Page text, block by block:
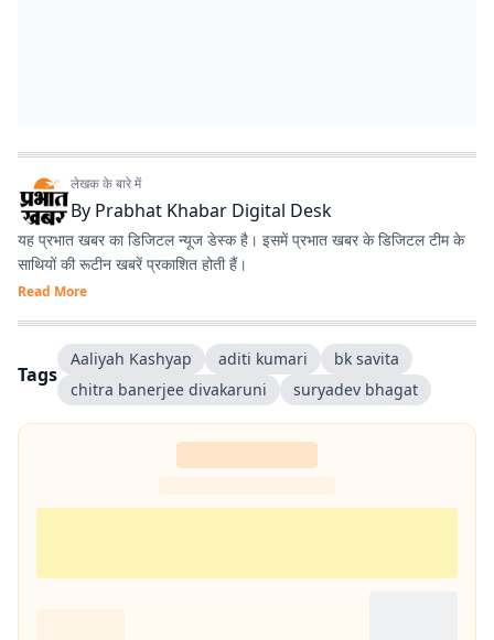
लेखक के बारे में
By Prabhat Khabar Digital Desk
यह प्रभात खबर का डिजिटल न्यूज डेस्क है। इसमें प्रभात खबर के डिजिटल टीम के
साथियों की रूटीन खबरें प्रकाशित होती हैं।
Read More
Tags
Aaliyah Kashyap aditi kumari
bk savita
chitra banerjee divakaruni
suryadev bhagat